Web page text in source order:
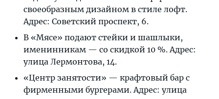
своеобразным дизайном в стиле лофт.
Адрес: Советский проспект, 6.
В «Мясе» подают стейки и шашлыки,
именинникам — со скидкой 10 %. Адрес:
улица Лермонтова, 14.
«Центр занятости» — крафтовый бар с
фирменными бургерами. Адрес: улица